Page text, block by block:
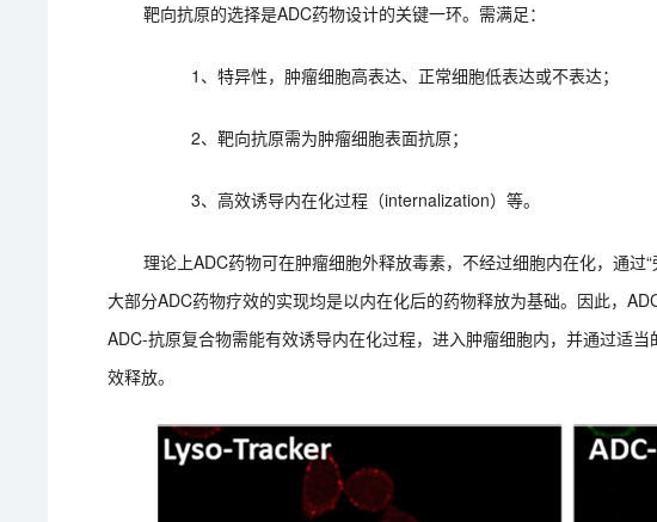
靶向抗原的选择是ADC药物设计的关键一环。需满足：
1、特异性，肿瘤细胞高表达、正常细胞低表达或不表达；
2、靶向抗原需为肿瘤细胞表面抗原；
3、高效诱导内在化过程（internalization）等。
理论上ADC药物可在肿瘤细胞外释放毒素，不经过细胞内在化，通过
大部分ADC药物疗效的实现均是以内在化后的药物释放为基础。因此，
ADC-抗原复合物需能有效诱导内在化过程，进入肿瘤细胞内，并通过适
效释放。